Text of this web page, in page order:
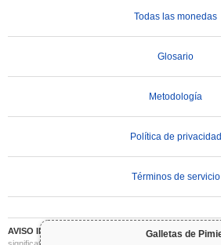
Galletas de
Todas las monedas
Glosario
Metodología
Política de privacidad
Términos de servicio
AVISO IMPORTANTE:
Las criptomonedas son
significativo. Puede perder parte o la totalidad de su